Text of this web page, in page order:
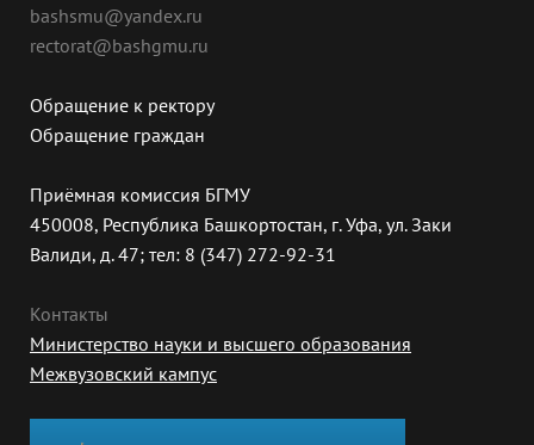
bashsmu@yandex.ru
rectorat@bashgmu.ru
Обращение к ректору
Обращение граждан
Приёмная комиссия БГМУ
450008, Республика Башкортостан, г. Уфа, ул. Заки
Валиди, д. 47; тел: 8 (347) 272-92-31
Контакты
Министерство науки и высшего образования
Межвузовский кампус